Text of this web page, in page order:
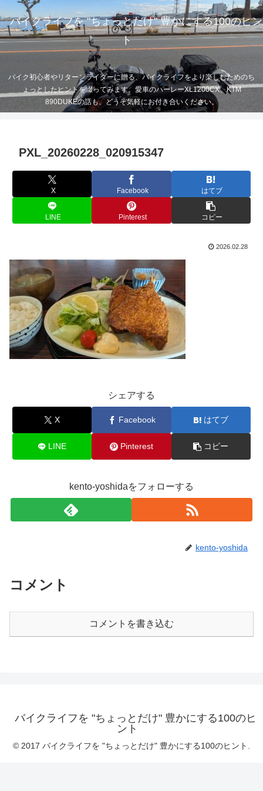
バイクライフを "ちょっとだけ" 豊かにする100のヒン
ト
バイク初心者やリターンライダーに贈る、バイクライフをより楽しむためのち
ょっとしたヒントを綴ってみます。愛車のハーレーXL1200CX、KTM
890DUKEの話も。どうぞ気軽にお付き合いください。
PXL_20260228_020915347
X Facebook はてブ
LINE Pinterest コピー
2026.02.28
シェアする
X Facebook はてブ
LINE Pinterest コピー
kento-yoshidaをフォローする
kento-yoshida
コメント
コメントを書き込む
バイクライフを "ちょっとだけ" 豊かにする100のヒ
ント
© 2017 バイクライフを "ちょっとだけ" 豊かにする100のヒント.